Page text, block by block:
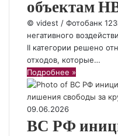
объектам
© videst / Фотобанк
негативного
II категории решено
отходов, которые…
Подробнее »
09.06.2026
ВС РФ